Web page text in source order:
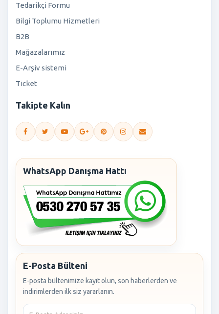
Tedarikçi Formu
Bilgi Toplumu Hizmetleri
B2B
Mağazalarımız
E-Arşiv sistemi
Ticket
Takipte Kalın
WhatsApp Danışma Hattı
E-Posta Bülteni
E-posta bültenimize kayıt olun, son haberlerden ve
indirimlerden ilk siz yararlanın.